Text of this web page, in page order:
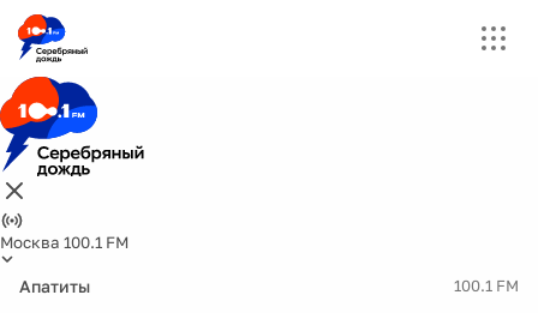
Москва 100.1 FM
Апатиты 100.1 FM